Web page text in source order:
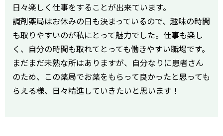
日々楽しく仕事をすることが出来ています。
調剤薬局はお休みの日も決まっているので、趣味の時間
も取りやすいのが私にとって魅力でした。仕事も楽し
く、自分の時間も取れてとっても働きやすい職場です。
まだまだ未熟な所はありますが、自分なりに患者さん
のため、この薬局でお薬をもらって良かったと思っても
らえる様、日々精進していきたいと思います！